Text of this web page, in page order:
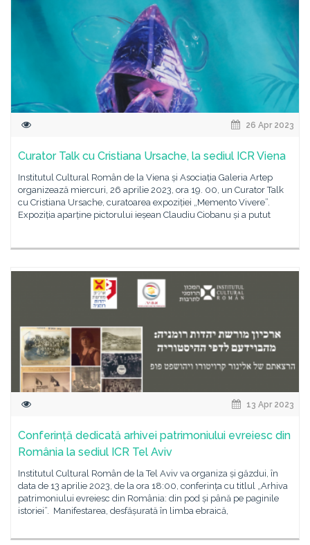
26 Apr 2023
Curator Talk cu Cristiana Ursache, la sediul ICR Viena
Institutul Cultural Român de la Viena și Asociația Galeria Artep
organizează miercuri, 26 aprilie 2023, ora 19. 00, un Curator Talk
cu Cristiana Ursache, curatoarea expoziției „Memento Vivere”.
Expoziția aparține pictorului ieșean Claudiu Ciobanu și a putut
13 Apr 2023
Conferință dedicată arhivei patrimoniului evreiesc din
România la sediul ICR Tel Aviv
Institutul Cultural Român de la Tel Aviv va organiza și găzdui, în
data de 13 aprilie 2023, de la ora 18:00, conferința cu titlul „Arhiva
patrimoniului evreiesc din România: din pod și până pe paginile
istoriei”. Manifestarea, desfășurată în limba ebraică,